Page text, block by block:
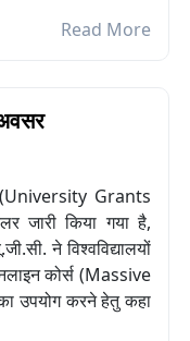
Read More
University Grants
जारी किया गया है,
ने विश्वविद्यालयों
कोर्स (Massive
उपयोग करने हेतु कहा